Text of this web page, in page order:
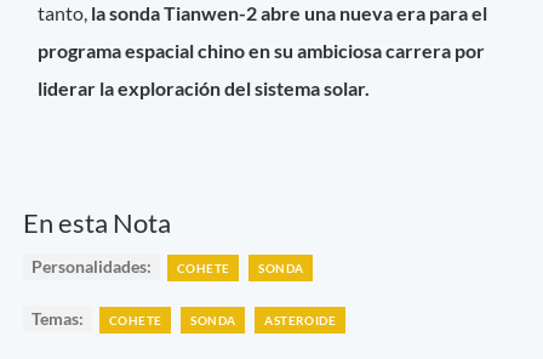
tanto, la sonda Tianwen-2 abre una nueva era para el
programa espacial chino en su ambiciosa carrera por
liderar la exploración del sistema solar.
En esta Nota
Personalidades: COHETE SONDA
Temas: COHETE SONDA ASTEROIDE